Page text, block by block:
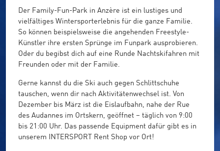
Der Family-Fun-Park in Anzère ist ein lustiges und
vielfältiges Wintersporterlebnis für die ganze Familie.
So können beispielsweise die angehenden Freestyle-
Künstler ihre ersten Sprünge im Funpark ausprobieren.
Oder du begibst dich auf eine Runde Nachtskifahren mit
Freunden oder mit der Familie.
Gerne kannst du die Ski auch gegen Schlittschuhe
tauschen, wenn dir nach Aktivitätenwechsel ist. Von
Dezember bis März ist die Eislaufbahn, nahe der Rue
des Audannes im Ortskern, geöffnet – täglich von 9:00
bis 21:00 Uhr. Das passende Equipment dafür gibt es in
unserem INTERSPORT Rent Shop vor Ort!